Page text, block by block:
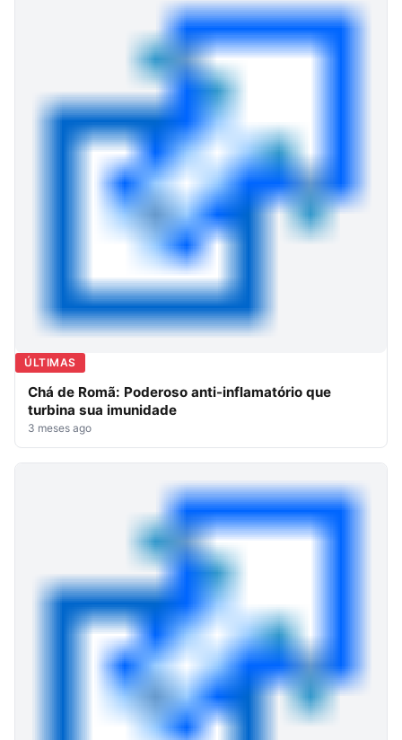
ÚLTIMAS
Chá de Romã: Poderoso anti-inflamatório que
turbina sua imunidade
3 meses ago